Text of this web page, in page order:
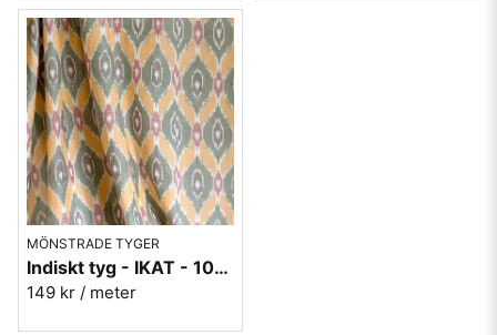
MÖNSTRADE TYGER
Indiskt tyg - IKAT - 100% bomull - Grön/orange/rosa
149 kr / meter